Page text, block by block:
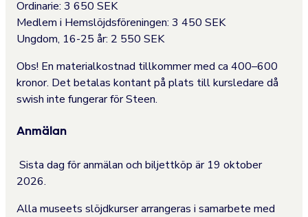
Ordinarie: 3 650 SEK
Medlem i Hemslöjdsföreningen: 3 450 SEK
Ungdom, 16-25 år: 2 550 SEK
Obs! En materialkostnad tillkommer med ca 400–600
kronor. Det betalas kontant på plats till kursledare då
swish inte fungerar för Steen.
Anmälan
Sista dag för anmälan och biljettköp är 19 oktober
2026.
Alla museets slöjdkurser arrangeras i samarbete med